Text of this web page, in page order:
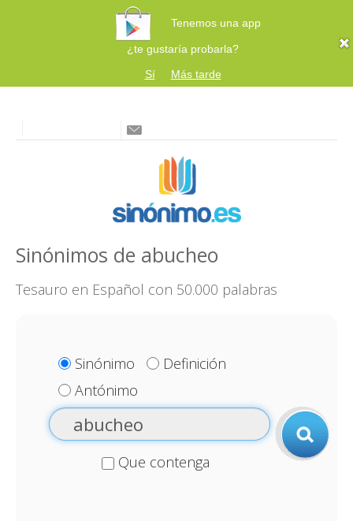
Tenemos una app
¿te gustaría probarla?
Sí
Más tarde
Sinónimos de abucheo
Tesauro en Español con 50.000 palabras
Sinónimo
Definición
Antónimo
Que contenga